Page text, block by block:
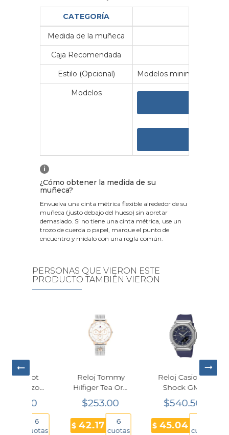
CATEGORÍA
Medida de la muñeca
Caja Recomendada
Estilo (Opcional) Modelos minimalistas y
Modelos
i
¿Cómo obtener la medida de su
muñeca?
Envuelva una cinta métrica flexible alrededor de su
muñeca (justo debajo del hueso) sin apretar
demasiado. Si no tiene una cinta métrica, use un
trozo de cuerda o papel, marque el punto de
encuentro y mídalo con una regla común.
PERSONAS QUE VIERON ESTE
PRODUCTO TAMBIÉN VIERON
Reloj Tommy
Hilfiger Tea Oro
Rosa Mujer
36mm
$253.00
42.17
6
cuotas
Reloj Casio G-
Shock GM-
S2110SH-2A
Mujer Edición
2025
$540.50
45.04
12
cuotas